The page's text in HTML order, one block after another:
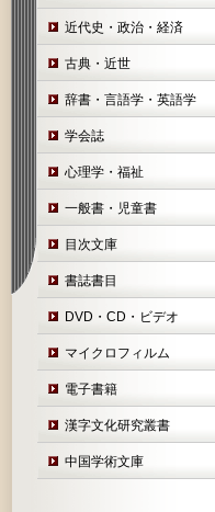
近代史・政治・経済
古典・近世
辞書・言語学・英語学
学会誌
心理学・福祉
一般書・児童書
目次文庫
書誌書目
DVD・CD・ビデオ
マイクロフィルム
電子書籍
漢字文化研究叢書
中国学術文庫